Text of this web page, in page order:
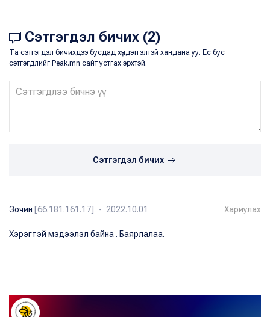
Сэтгэгдэл бичих (2)
Та сэтгэгдэл бичихдээ бусдад хүндэтгэлтэй хандана уу. Ёс бус
сэтгэгдлийг Peak.mn сайт устгах эрхтэй.
Сэтгэгдэл бичих
Зочин [66.181.161.17] ・ 2022.10.01 Хариулах
Хэрэгтэй мэдээлэл байна . Баярлалаа.